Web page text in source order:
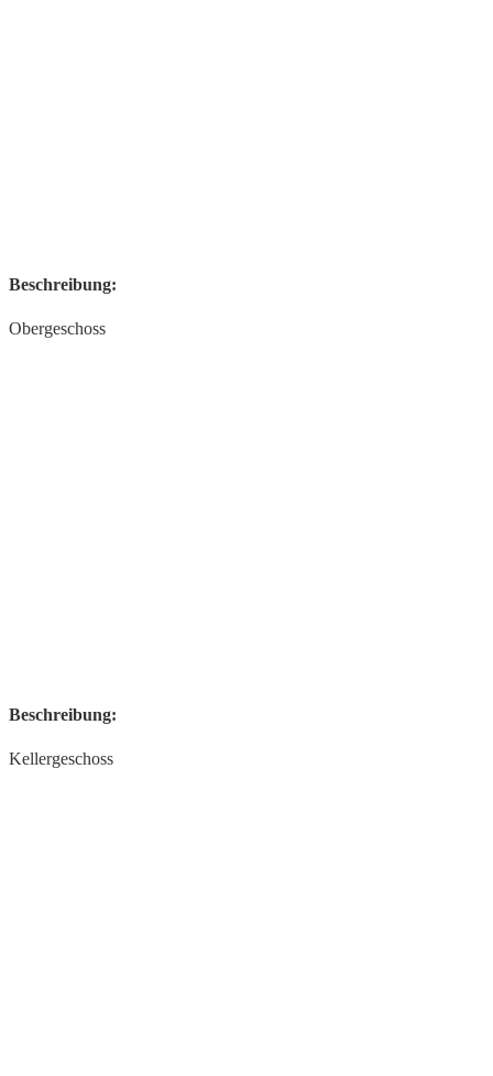
Beschreibung:
Obergeschoss
Beschreibung:
Kellergeschoss